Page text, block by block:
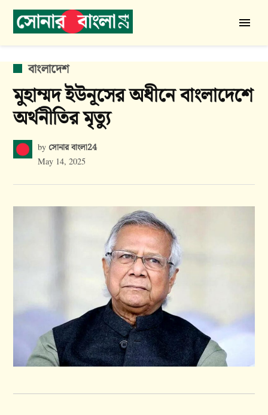
Skip
বাংলা
24
POSTED
বাংলাদেশ
মুহাম্মদ ইউনূসের অধীনে বাংলাদেশে
অর্থনীতির মৃত্যু
by সোনার বাংলা24
May 14, 2025